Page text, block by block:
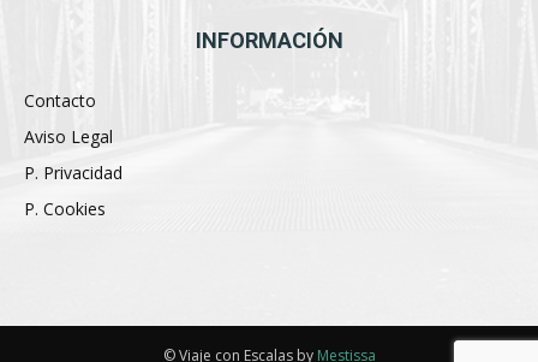
INFORMACIÓN
Contacto
Aviso Legal
P. Privacidad
P. Cookies
© Viaje con Escalas by Mestissa